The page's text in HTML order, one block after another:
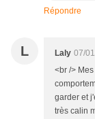
Répondre
L Laly 07/
<br />
garder et
très calin